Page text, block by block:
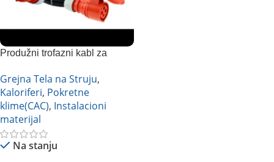
Produžni trofazni kabl za
Grejna Tela na Struju,
Kaloriferi, Pokretne
klime(CAC), Instalacioni
materijal
Na stanju